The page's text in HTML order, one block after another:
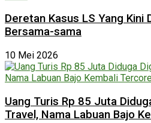
Deretan Kasus LS Yang Kini
Bersama-sama
10 Mei 2026
Uang Turis Rp 85 Juta
Travel, Nama Labuan Bajo